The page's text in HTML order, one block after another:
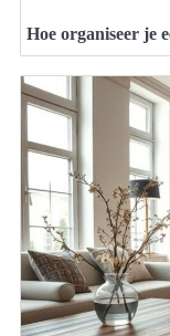
Hoe organiseer je